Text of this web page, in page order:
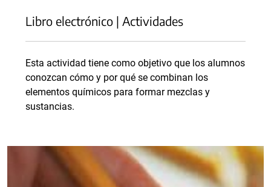
Libro electrónico | Actividades
Esta actividad tiene como objetivo que los alumnos
conozcan cómo y por qué se combinan los
elementos químicos para formar mezclas y
sustancias.